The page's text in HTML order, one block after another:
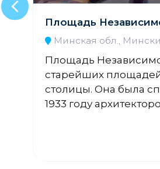
Площадь
Минская обл.,
Площадь
старейших
столицы. Она была
1933 году